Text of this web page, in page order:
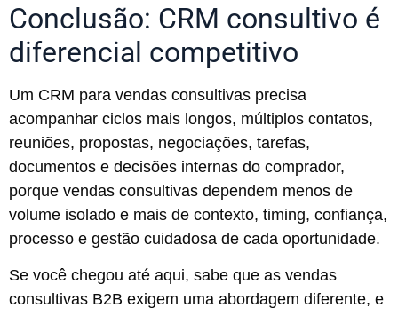
Conclusão: CRM consultivo é
diferencial competitivo
Um CRM para vendas consultivas precisa
acompanhar ciclos mais longos, múltiplos contatos,
reuniões, propostas, negociações, tarefas,
documentos e decisões internas do comprador,
porque vendas consultivas dependem menos de
volume isolado e mais de contexto, timing, confiança,
processo e gestão cuidadosa de cada oportunidade.
Se você chegou até aqui, sabe que as vendas
consultivas B2B exigem uma abordagem diferente, e